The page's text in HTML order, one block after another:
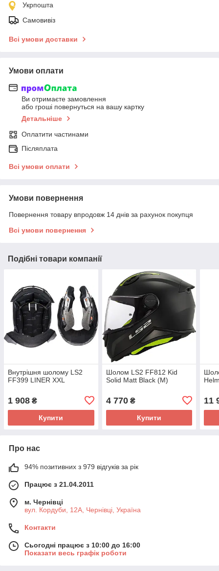
Укрпошта
Самовивіз
Всі умови доставки
Умови оплати
Ви отримаєте замовлення
або гроші повернуться на вашу картку
Детальніше
Оплатити частинами
Післяплата
Всі умови оплати
Умови повернення
Повернення товару впродовж 14 днів за рахунок покупця
Всі умови повернення
Подібні товари компанії
Внутрішня шолому LS2
FF399 LINER XXL
1 908 ₴
Купити
Шолом LS2 FF812 Kid
Solid Matt Black (M)
4 770₴
Купити
11
Про нас
94% позитивних з 979 відгуків за рік
Працює з 21.04.2011
м. Чернівці
вул. Кордуби, 12А, Чернівці, Україна
Контакти
Сьогодні працює з 10:00 до 16:00
Показати весь графік роботи